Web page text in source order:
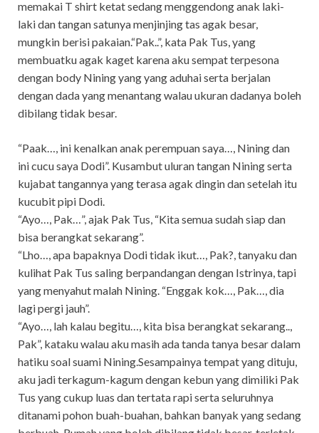
memakai T shirt ketat sedang menggendong anak laki-
laki dan tangan satunya menjinjing tas agak besar,
mungkin berisi pakaian.“Pak..”, kata Pak Tus, yang
membuatku agak kaget karena aku sempat terpesona
dengan body Nining yang yang aduhai serta berjalan
dengan dada yang menantang walau ukuran dadanya boleh
dibilang tidak besar.
“Paak…, ini kenalkan anak perempuan saya…, Nining dan
ini cucu saya Dodi”. Kusambut uluran tangan Nining serta
kujabat tangannya yang terasa agak dingin dan setelah itu
kucubit pipi Dodi.
“Ayo…, Pak…”, ajak Pak Tus, “Kita semua sudah siap dan
bisa berangkat sekarang”.
“Lho…, apa bapaknya Dodi tidak ikut…, Pak?, tanyaku dan
kulihat Pak Tus saling berpandangan dengan Istrinya, tapi
yang menyahut malah Nining. “Enggak kok…, Pak…, dia
lagi pergi jauh”.
“Ayo…, lah kalau begitu…, kita bisa berangkat sekarang..,
Pak”, kataku walau aku masih ada tanda tanya besar dalam
hatiku soal suami Nining.Sesampainya tempat yang dituju,
aku jadi terkagum-kagum dengan kebun yang dimiliki Pak
Tus yang cukup luas dan tertata rapi serta seluruhnya
ditanami pohon buah-buahan, bahkan banyak yang sedang